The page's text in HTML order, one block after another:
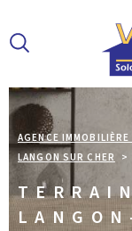
menu
contenu
AGENCE
LANGON SUR CHER